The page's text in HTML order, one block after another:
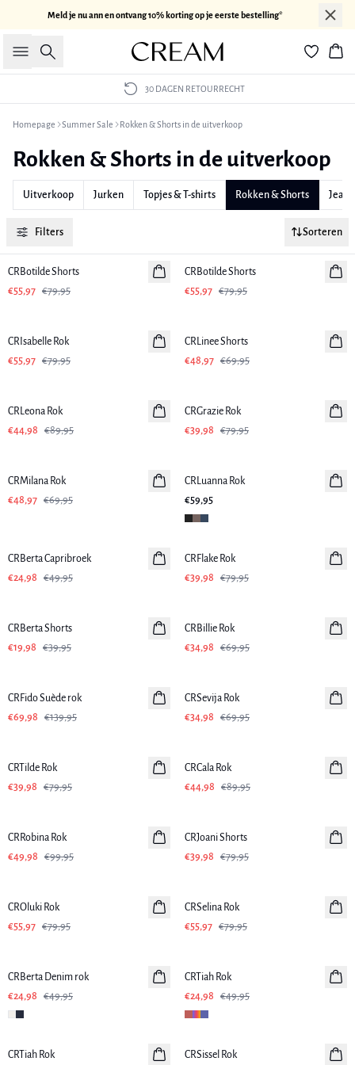
Meld je nu ann en ontvang 10% korting op je eerste bestelling*
Zoeken
30 DAGEN RETOURRECHT
Homepage Summer Sale Rokken & Shorts in de uitverkoop
Rokken & Shorts in de uitverkoop
Uitverkoop Jurken Topjes & T-shirts Rokken & Shorts
Filters Sorteren
-30%
CRBotilde Shorts
€55,97 €79,95
CRBotilde Shorts
€55,97 €79,95
CRIsabelle Rok
€55,97 €79,95
CRLinee Shorts
€48,97 €69,95
CRLeona Rok
€44,98
€89,95
CRGrazie Rok
€39,98
€79,95
CRMilana Rok
€48,97 €69,95
Nieuws
CRLuanna Rok
€59,95
CRBerta Capribroek
€24,98
€49,95
-50%
CRFlake Rok
€39,98
€79,95
CRBerta Shorts
€19,98
€39,95
CRBillie Rok
€34,98
€69,95
CRFido Suède rok
€69,98
€139,95
CRSevija Rok
€34,98
€69,95
CRTilde Rok
€39,98
€79,95
CRCala Rok
€44,98
€89,95
CRRobina Rok
€49,98
€99,95
CRJoani Shorts
€39,98
€79,95
CROluki Rok
€55,97 €79,95
CRSelina Rok
€55,97 €79,95
CRBerta Denim rok
€24,98
€49,95
CRTiah Rok
€24,98
€49,95
-50%
CRTiah Rok
-50%
CRSissel Rok